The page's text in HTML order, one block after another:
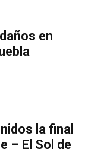
en
la final
– El Sol de